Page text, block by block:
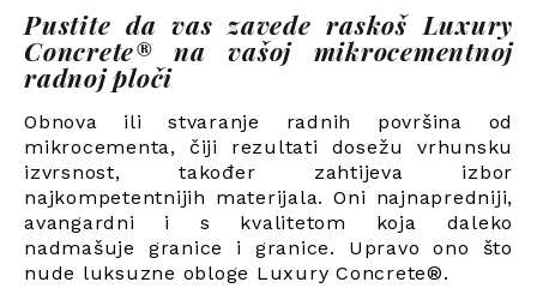
Pustite da vas zavede raskoš Luxury
Concrete® na vašoj mikrocementnoj
radnoj ploči
Obnova ili stvaranje radnih površina od
mikrocementa, čiji rezultati dosežu vrhunsku
izvrsnost, također zahtijeva izbor
najkompetentnijih materijala. Oni najnapredniji,
avangardni i s kvalitetom koja daleko
nadmašuje granice i granice. Upravo ono što
nude luksuzne obloge Luxury Concrete®.